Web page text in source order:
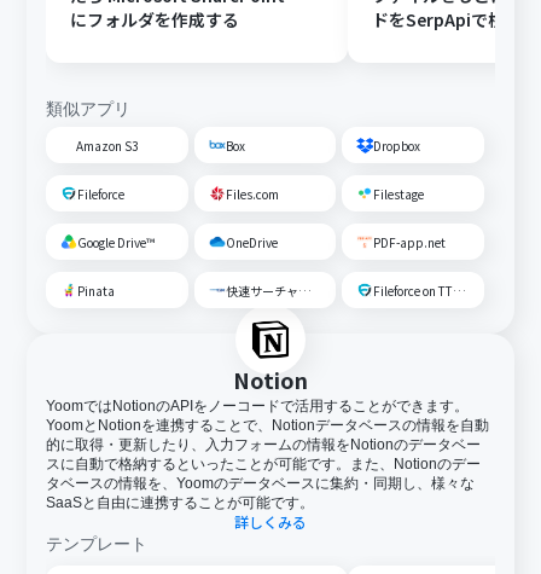
にフォルダを作成する
ドをSerpApiで検索
類似アプリ
Amazon S3 Box Dropbox
Fileforce Files.com Filestage
Google Drive™ OneDrive PDF-app.net
Pinata 快速サーチャーGX Fileforce on TTS Cloud
Notion
YoomではNotionのAPIをノーコードで活用することができます。
YoomとNotionを連携することで、Notionデータベースの情報を自動
的に取得・更新したり、入力フォームの情報をNotionのデータベー
スに自動で格納するといったことが可能です。また、Notionのデー
タベースの情報を、Yoomのデータベースに集約・同期し、様々な
SaaSと自由に連携することが可能です。
詳しくみる
テンプレート